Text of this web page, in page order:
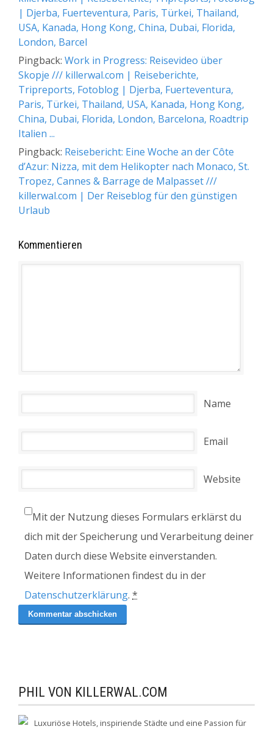
| Djerba, Fuerteventura, Paris, Türkei, Thailand,
USA, Kanada, Hong Kong, China, Dubai, Florida,
London, Barcel
Pingback: Work in Progress: Reisevideo über
Skopje /// killerwal.com | Reiseberichte,
Tripreports, Fotoblog | Djerba, Fuerteventura,
Paris, Türkei, Thailand, USA, Kanada, Hong Kong,
China, Dubai, Florida, London, Barcelona, Roadtrip
Italien ...
Pingback: Reisebericht: Eine Woche an der Côte
d’Azur: Nizza, mit dem Helikopter nach Monaco, St.
Tropez, Cannes & Barrage de Malpasset ///
killerwal.com | Der Reiseblog für den günstigen
Urlaub
Kommentieren
Name
Email
Website
Mit der Nutzung dieses Formulars erklärst du
dich mit der Speicherung und Verarbeitung deiner
Daten durch diese Website einverstanden.
Weitere Informationen findest du in der
Datenschutzerklärung. *
PHIL VON KILLERWAL.COM
Luxuriöse Hotels, inspiriende Städte und eine Passion für